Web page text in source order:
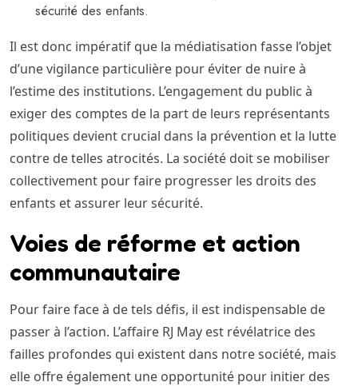
sécurité des enfants.
Il est donc impératif que la médiatisation fasse l’objet
d’une vigilance particulière pour éviter de nuire à
l’estime des institutions. L’engagement du public à
exiger des comptes de la part de leurs représentants
politiques devient crucial dans la prévention et la lutte
contre de telles atrocités. La société doit se mobiliser
collectivement pour faire progresser les droits des
enfants et assurer leur sécurité.
Voies de réforme et action
communautaire
Pour faire face à de tels défis, il est indispensable de
passer à l’action. L’affaire RJ May est révélatrice des
failles profondes qui existent dans notre société, mais
elle offre également une opportunité pour initier des